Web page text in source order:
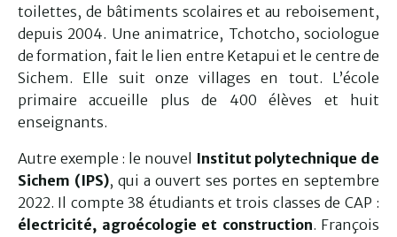
toilettes, de bâtiments scolaires et au reboisement,
depuis 2004. Une animatrice, Tchotcho, sociologue
de formation, fait le lien entre Ketapui et le centre de
Sichem. Elle suit onze villages en tout. L’école
primaire accueille plus de 400 élèves et huit
enseignants.
Autre exemple : le nouvel Institut polytechnique de
Sichem (IPS), qui a ouvert ses portes en septembre
2022. Il compte 38 étudiants et trois classes de CAP :
électricité, agroécologie et construction. François